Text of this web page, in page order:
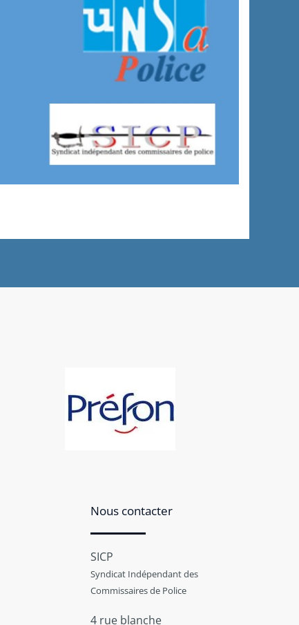
Nous contacter
SICP
Syndicat Indépendant des
Commissaires de Police
4 rue blanche